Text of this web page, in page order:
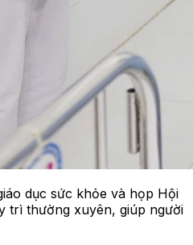
dục sức khỏe và họp Hội
trì thường xuyên, giúp người